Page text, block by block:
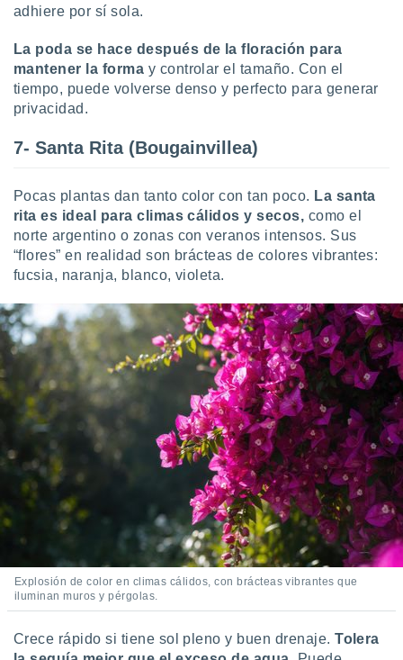
adhiere por sí sola.
La poda se hace después de la floración para
mantener la forma y controlar el tamaño. Con el
tiempo, puede volverse denso y perfecto para generar
privacidad.
7- Santa Rita (Bougainvillea)
Pocas plantas dan tanto color con tan poco. La santa
rita es ideal para climas cálidos y secos, como el
norte argentino o zonas con veranos intensos. Sus
“flores” en realidad son brácteas de colores vibrantes:
fucsia, naranja, blanco, violeta.
Explosión de color en climas cálidos, con brácteas vibrantes que
iluminan muros y pérgolas.
Crece rápido si tiene sol pleno y buen drenaje.Tolera